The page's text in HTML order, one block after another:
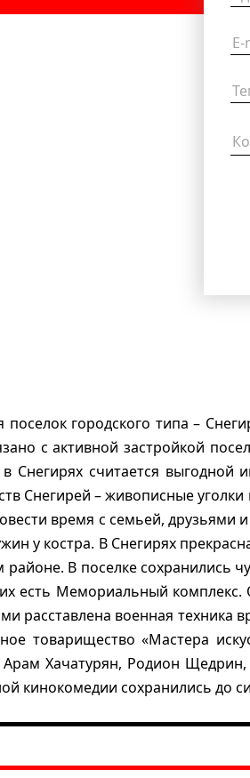
городского типа –
с активной застройкой
Снегирях считается
Снегирей – живописные
время с семьей,
у костра. В Снегирях
В поселке
есть Мемориальный
расставлена военная
товарищество «Мастера
Арам Хачатурян, Родион
кинокомедии сохранились до